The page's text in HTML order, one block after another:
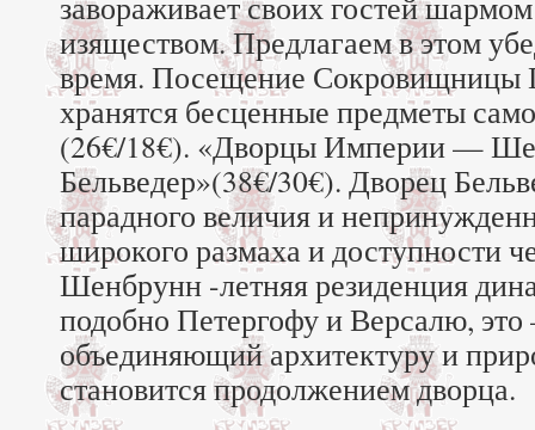
изяществом. Предлагаем в этом
время. Посещение Сокровищницы
хранятся бесценные предметы
(26€/18€). «Дворцы Империи —
Бельведер»(38€/30€). Дворец
парадного величия и
широкого размаха и доступности
Шенбрунн -летняя резиденция
подобно Петергофу и Версалю,
объединяющий архитектуру и
становится продолжением дворца.